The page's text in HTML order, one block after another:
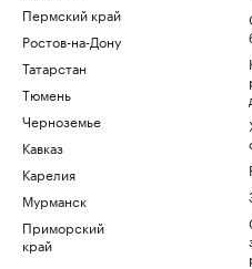
Пермский край
Ростов-на-Дону
Татарстан
Тюмень
Черноземье
Кавказ
Карелия
Мурманск
Приморский
край